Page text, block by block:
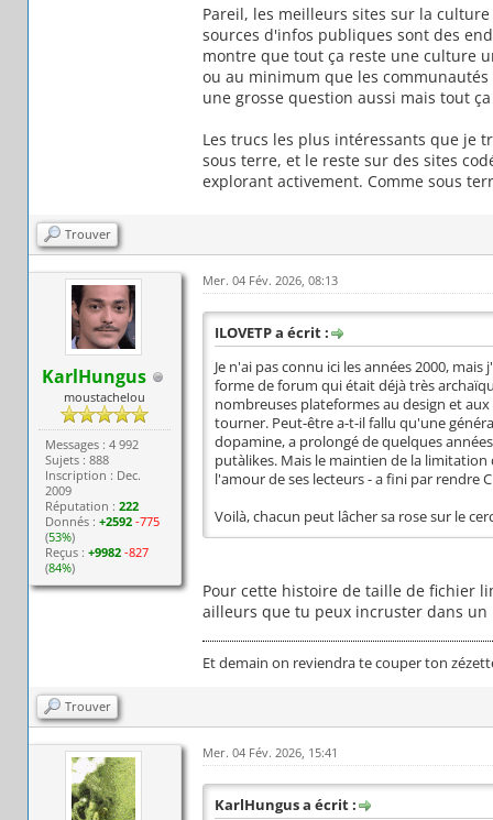
Pareil, les meilleurs sites sur la
sources d'infos publiques sont des
montre que tout ça reste une culture
ou au minimum que les
une grosse question aussi mais tout
Les trucs les plus intéressants que je
sous terre, et le reste sur des sites
explorant activement. Comme sous
Trouver
KarlHungus
moustachelou
Messages : 4 992
Sujets : 888
Inscription : Dec.
2009
Réputation :222
Donnés :+2592 -775
(53%)
Reçus :+9982 -827
(84%)
Mer. 04 Fév. 2026, 08:13
ILOVETP a écrit :
Je n'ai pas connu ici les années 2000,
forme de forum qui était déjà très
nombreuses plateformes au design et
tourner. Peut-être a-t-il fallu qu'une
dopamine, a prolongé de quelques
putàlikes. Mais le maintien de la
l'amour de ses lecteurs - a fini par rendre
Voilà, chacun peut lâcher sa rose sur le
Pour cette histoire de taille de fichier
ailleurs que tu peux incruster dans un
Et demain on reviendra te couper ton
Trouver
Mer. 04 Fév. 2026, 15:41
KarlHungus a écrit :